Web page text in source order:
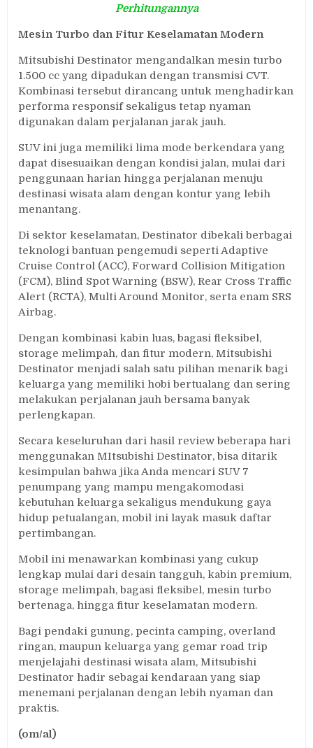
Perhitungannya
Mesin Turbo dan Fitur Keselamatan Modern
Mitsubishi Destinator mengandalkan mesin turbo
1.500 cc yang dipadukan dengan transmisi CVT.
Kombinasi tersebut dirancang untuk menghadirkan
performa responsif sekaligus tetap nyaman
digunakan dalam perjalanan jarak jauh.
SUV ini juga memiliki lima mode berkendara yang
dapat disesuaikan dengan kondisi jalan, mulai dari
penggunaan harian hingga perjalanan menuju
destinasi wisata alam dengan kontur yang lebih
menantang.
Di sektor keselamatan, Destinator dibekali berbagai
teknologi bantuan pengemudi seperti Adaptive
Cruise Control (ACC), Forward Collision Mitigation
(FCM), Blind Spot Warning (BSW), Rear Cross Traffic
Alert (RCTA), Multi Around Monitor, serta enam SRS
Airbag.
Dengan kombinasi kabin luas, bagasi fleksibel,
storage melimpah, dan fitur modern, Mitsubishi
Destinator menjadi salah satu pilihan menarik bagi
keluarga yang memiliki hobi bertualang dan sering
melakukan perjalanan jauh bersama banyak
perlengkapan.
Secara keseluruhan dari hasil review beberapa hari
menggunakan MItsubishi Destinator, bisa ditarik
kesimpulan bahwa jika Anda mencari SUV 7
penumpang yang mampu mengakomodasi
kebutuhan keluarga sekaligus mendukung gaya
hidup petualangan, mobil ini layak masuk daftar
pertimbangan.
Mobil ini menawarkan kombinasi yang cukup
lengkap mulai dari desain tangguh, kabin premium,
storage melimpah, bagasi fleksibel, mesin turbo
bertenaga, hingga fitur keselamatan modern.
Bagi pendaki gunung, pecinta camping, overland
ringan, maupun keluarga yang gemar road trip
menjelajahi destinasi wisata alam, Mitsubishi
Destinator hadir sebagai kendaraan yang siap
menemani perjalanan dengan lebih nyaman dan
praktis.
(om/al)